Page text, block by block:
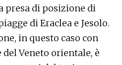
presa di posizione di
di Eraclea e Jesolo.
in questo caso con
Veneto orientale, è